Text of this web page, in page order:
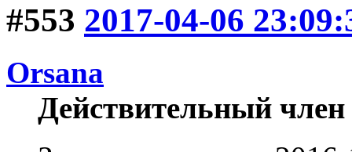
#553 2017-04-06
Orsana
Действительный член